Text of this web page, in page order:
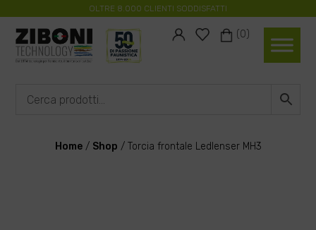
OLTRE 8.000 CLIENTI SODDISFATTI
# # (0)
Home/ Shop / Torcia frontale Ledlenser MH3